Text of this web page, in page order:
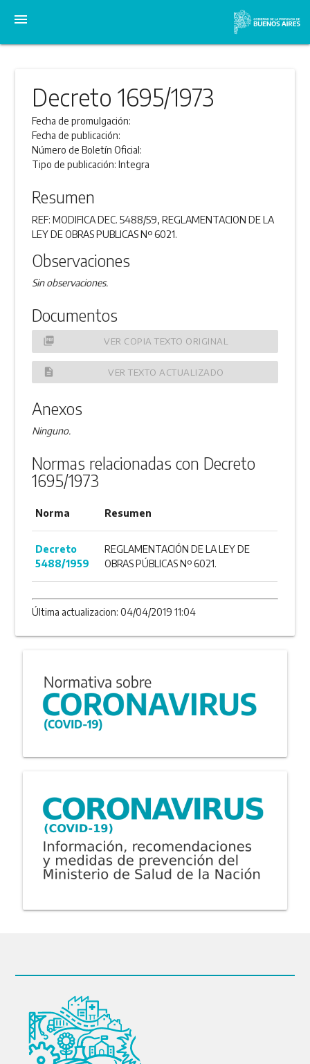
menu
Decreto 1695/1973
Fecha de promulgación:
Fecha de publicación:
Número de Boletín Oficial:
Tipo de publicación:Integra
Resumen
REF: MODIFICA DEC. 5488/59, REGLAMENTACION DE LA
LEY DE OBRAS PUBLICAS Nº 6021.
Observaciones
Sin observaciones.
Documentos
picture_as_pdf VER COPIA TEXTO ORIGINAL
description VER TEXTO ACTUALIZADO
Anexos
Ninguno.
Normas relacionadas con Decreto
1695/1973
Norma Resumen
Decreto
5488/1959
REGLAMENTACIÓN DE LA LEY DE
OBRAS PÚBLICAS Nº 6021.
Última actualizacion: 04/04/2019 11:04